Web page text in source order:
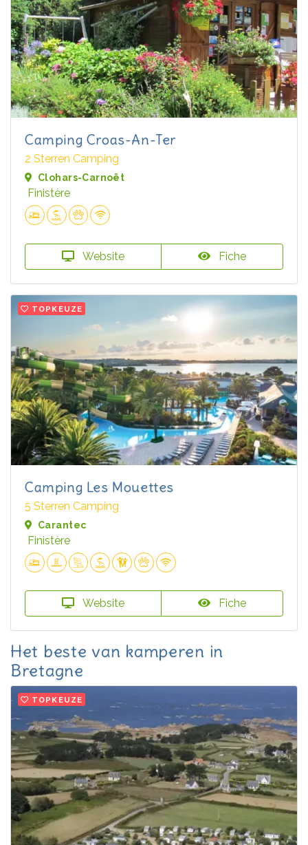
Camping Croas-An-Ter
2 Sterren Camping
Clohars-Carnoët
Finistère
Website Fiche
TOPKEUZE
Camping Les Mouettes
5 Sterren Camping
Carantec
Finistère
Website Fiche
Het beste van kamperen in
Bretagne
TOPKEUZE